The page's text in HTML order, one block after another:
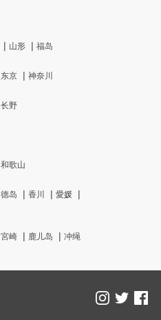
山形
福岛
东京
神奈川
长野
和歌山
德岛 香川
愛媛
宮崎 鹿儿岛 冲绳